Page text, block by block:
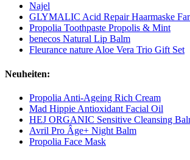
Najel
GLYMALIC Acid Repair Haarmaske
Propolia Toothpaste Propolis & Mint
benecos Natural Lip Balm
Fleurance nature Aloe Vera Trio Gift Set
Neuheiten:
Propolia Anti-Ageing Rich Cream
Mad Hippie Antioxidant Facial Oil
HEJ ORGANIC Sensitive Cleansing
Avril Pro Âge+ Night Balm
Propolia Face Mask